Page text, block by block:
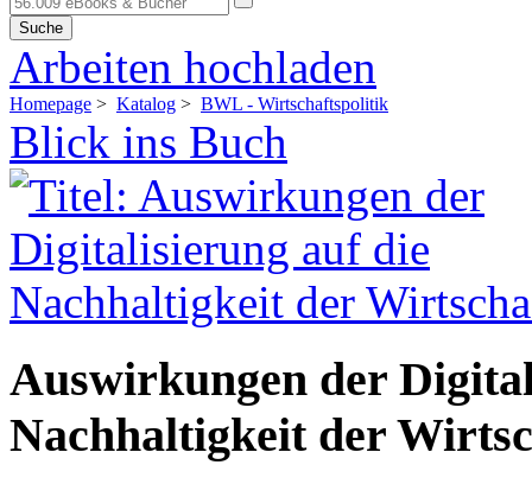
Suche
Arbeiten hochladen
Homepage > Katalog > BWL - Wirtschaftspolitik
Blick ins Buch
Auswirkungen der
Nachhaltigkeit der